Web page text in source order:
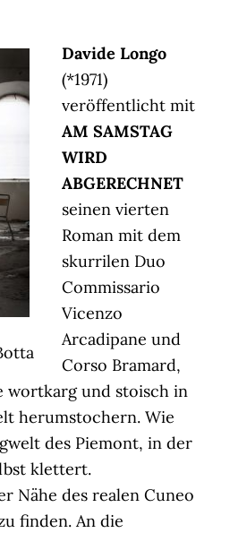
Davide Longo
(*1971)
veröffentlicht mit
AM SAMSTAG
WIRD
ABGERECHNET
seinen vierten
Roman mit dem
skurrilen Duo
Commissario
Vicenzo
Arcadipane und
Corso Bramard,
wortkarg und stoisch in
herumstochern. Wie
des Piemont, in der
klettert.
Nähe des realen Cuneo
finden. An die